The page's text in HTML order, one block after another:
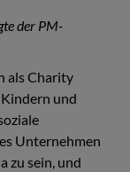
der PM-
als Charity
und
Unternehmen
zu sein, und